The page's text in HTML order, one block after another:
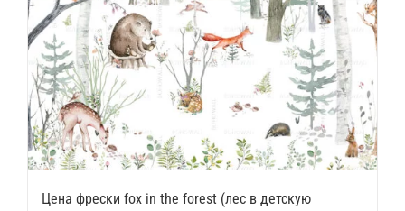
Цена фрески fox in the forest (лес в детскую